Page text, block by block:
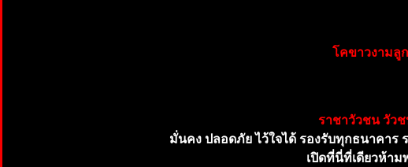
โคขาวงามลู
ราชาวัวชน วัว
มั่นคง ปลอดภัย ไว้ใจได้ รองรับทุกธนาคาร
เปิดที่นี่ที่เดียวห้า